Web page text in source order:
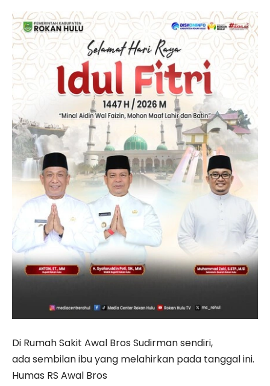
Di Rumah Sakit Awal Bros Sudirman sendiri,
ada sembilan ibu yang melahirkan pada tanggal ini.
Humas RS Awal Bros